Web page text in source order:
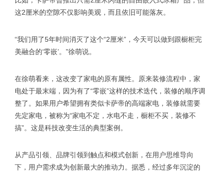
这2厘米的空隙不仅影响美观，而且依旧可能落灰。
“我们用了5年时间消灭了这个“2厘米”，今天可以做到跟橱柜完
美融合的‘零嵌’。”徐萌说。
在徐萌看来，这改变了家电的原有属性。原来装修流程中，家
电处于最末端，因为有了“零嵌”这样的技术迭代，装修的顺序调
整了。如果用户希望拥有类似卡萨帝的高端家电，装修就需要
先定家电，被称为“家电不定，水电不走，橱柜不买，装修不
搞”。这是科技改变生活的典型案例。
从产品引领、品牌引领到触点和模式创新，在用户思维导向
下，用户需求成为创新最大的推动力。据悉，经过多年沉淀的